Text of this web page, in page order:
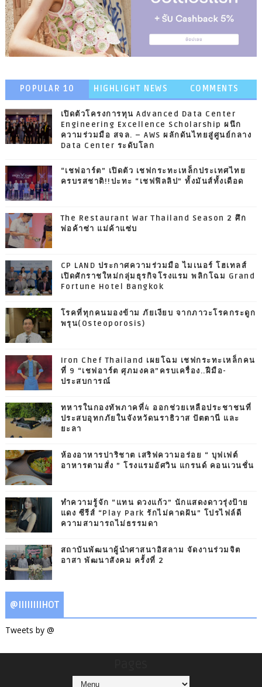
POPULAR 10 HIGHLIGHT NEWS COMMENTS
เปิดตัวโครงการทุน Advanced Data Center
Engineering Excellence Scholarship ผนึก
ความร่วมมือ สจล. – AWS ผลักดันไทยสู่ศูนย์กลาง
Data Center ระดับโลก
“เชฟอาร์ต” เปิดตัว เชฟกระทะเหล็กประเทศไทย
ครบรสชาติ!!ปะทะ “เชฟฟิลลิป” ทั้งมันส์ทั้งเดือด
The Restaurant War Thailand Season 2 ศึก
พ่อค้าซ่า แม่ค้าแซ่บ
CP LAND ประกาศความร่วมมือ ไมเนอร์ โฮเทลส์
เปิดศักราชใหม่กลุ่มธุรกิจโรงแรม พลิกโฉม Grand
Fortune Hotel Bangkok
โรคที่ทุกคนมองข้าม ภัยเงียบ จากภาวะโรคกระดูก
พรุน(Osteoporosis)
Iron Chef Thailand เผยโฉม เชฟกระทะเหล็กคน
ที่ 9 “เชฟอาร์ต ศุภมงคล”ครบเครื่อง..ฝีมือ-
ประสบการณ์
ทหารในกองทัพภาคที่4 ออกช่วยเหลือประชาชนที่
ประสบอุทกภัยในจังหวัดนราธิวาส ปัตตานี และ
ยะลา
ห้องอาหารปาริชาต เสริฟความอร่อย “ บุฟเฟต์
อาหารตามสั่ง ” โรงแรมอัศวิน แกรนด์ คอนเวนชั่น
ทำความรู้จัก “แทน ดวงแก้ว” นักแสดงดาวรุ่งป้าย
แดง ซีรีส์ “Play Park รักไม่คาดฝัน” โปรไฟล์ดี
ความสามารถไม่ธรรมดา
สถาบันพัฒนาผู้นำศาสนาอิสลาม จัดงานร่วมจิต
อาสา พัฒนาสังคม ครั้งที่ 2
@IIIIIIIIHOT
Tweets by @